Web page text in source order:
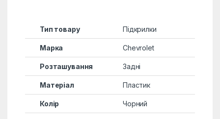
Тип товару Підкрилки
Марка Chevrolet
Розташування Задні
Матеріал Пластик
Колір Чорний